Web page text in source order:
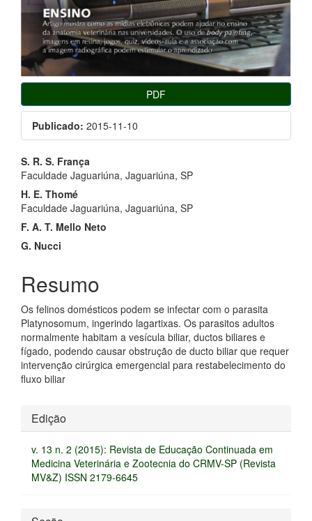
PDF
Publicado: 2015-11-10
Conteúdo
do
artigo
principal
S. R. S. França
Faculdade Jaguariúna, Jaguariúna, SP
H. E. Thomé
Faculdade Jaguariúna, Jaguariúna, SP
F. A. T. Mello Neto
G. Nucci
Resumo
Os felinos domésticos podem se infectar com o parasita
Platynosomum, ingerindo lagartixas. Os parasitos adultos
normalmente habitam a vesícula biliar, ductos biliares e
fígado, podendo causar obstrução de ducto biliar que requer
intervenção cirúrgica emergencial para restabelecimento do
fluxo biliar
Detalhes
do
artigo
Edição
v. 13 n. 2 (2015): Revista de Educação Continuada em
Medicina Veterinária e Zootecnia do CRMV-SP (Revista
MV&Z) ISSN 2179-6645